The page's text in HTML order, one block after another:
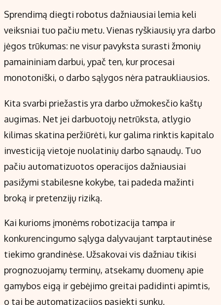
Sprendimą diegti robotus dažniausiai lemia keli
veiksniai tuo pačiu metu. Vienas ryškiausių yra darbo
jėgos trūkumas: ne visur pavyksta surasti žmonių
pamaininiam darbui, ypač ten, kur procesai
monotoniški, o darbo sąlygos nėra patraukliausios.
Kita svarbi priežastis yra darbo užmokesčio kaštų
augimas. Net jei darbuotojų netrūksta, atlygio
kilimas skatina peržiūrėti, kur galima rinktis kapitalo
investiciją vietoje nuolatinių darbo sąnaudų. Tuo
pačiu automatizuotos operacijos dažniausiai
pasižymi stabilesne kokybe, tai padeda mažinti
broką ir pretenzijų riziką.
Kai kurioms įmonėms robotizacija tampa ir
konkurencingumo sąlyga dalyvaujant tarptautinėse
tiekimo grandinėse. Užsakovai vis dažniau tikisi
prognozuojamų terminų, atsekamų duomenų apie
gamybos eigą ir gebėjimo greitai padidinti apimtis,
o tai be automatizacijos pasiekti sunku.